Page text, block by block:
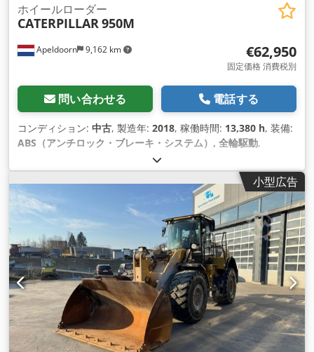
Apeldoorn 9,162 km
ホイールローダー
CATERPILLAR950M
€62,950
固定価格 消費税別
問い合わせる 電話する
コンディション: 中古, 製造年: 2018, 稼働時間: 13,380 h, 装備:
ABS（アンチロック・ブレーキ・システム）, 全輪駆動,
小型広告